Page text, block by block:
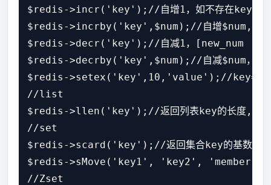
$redis->incr('key');//自增1，如不存在key,赋
$redis->incrby('key',$num);//自增$num,不存
$redis->decr('key');//自减1，[new_num |
$redis->decrby('key',$num);//自减$num，[
$redis->setex('key',10,'value');//
//list
$redis->llen('key');//返回列表key的长度,不
//set
$redis->scard('key');//返回集合key的基数(集
$redis->sMove('key1', 'key2', 'member');//移
//Zset